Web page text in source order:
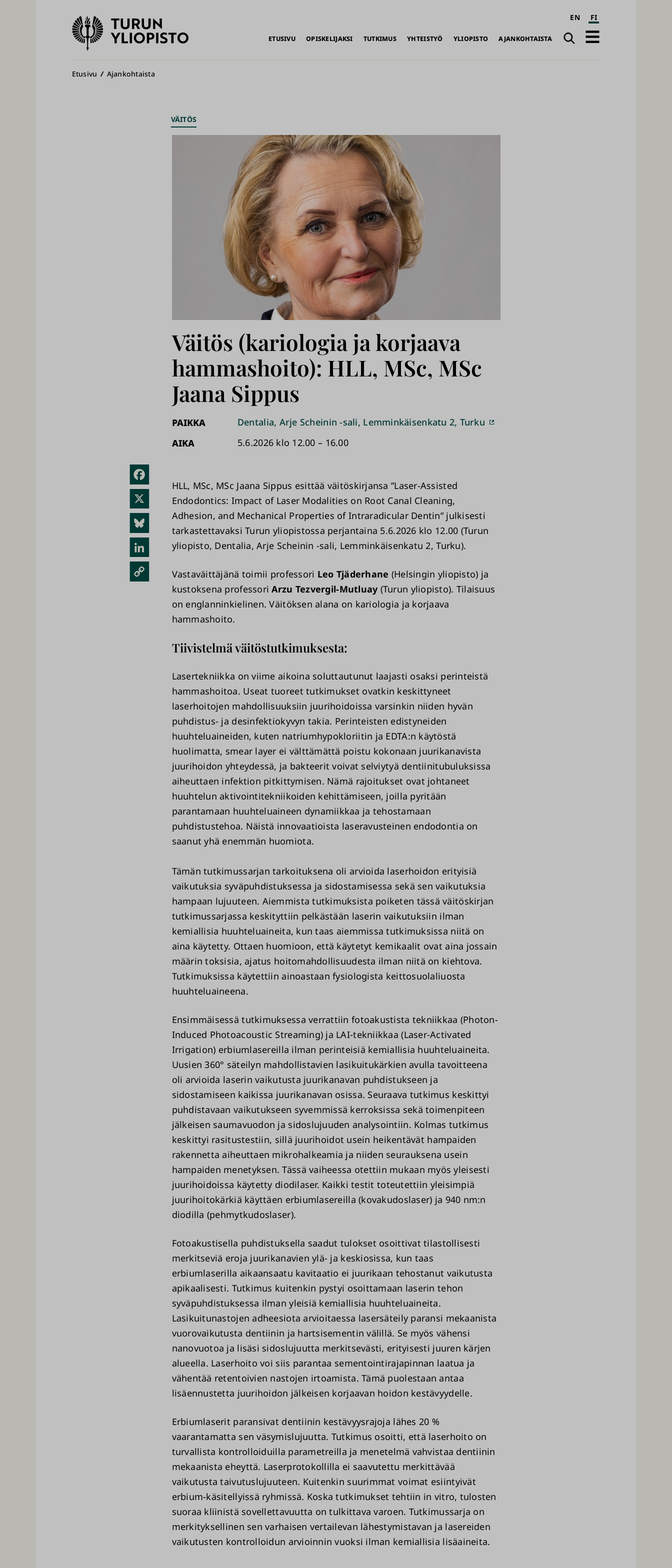
Turun
yliopisto
EN FI
ETUSIVU OPISKELIJAKSI TUTKIMUS YHTEISTYÖ YLIOPISTO AJANKOHTAISTA
Haku
Avaa
Murupolku
Etusivu Ajankohtaista
VÄITÖS
Väitös (kariologia ja korjaava
hammashoito): HLL, MSc, MSc
Jaana Sippus
PAIKKA
Dentalia, Arje Scheinin -sali, Lemminkäisenkatu 2, Turku
AIKA
5.6.2026 klo 12.00 – 16.00
ebo
sky
edIn
oi
HLL, MSc, MSc Jaana Sippus esittää väitöskirjansa ”Laser-Assisted
Endodontics: Impact of Laser Modalities on Root Canal Cleaning,
Adhesion, and Mechanical Properties of Intraradicular Dentin” julkisesti
tarkastettavaksi Turun yliopistossa perjantaina 5.6.2026 klo 12.00 (Turun
yliopisto, Dentalia, Arje Scheinin -sali, Lemminkäisenkatu 2, Turku).
Vastaväittäjänä toimii professori Leo Tjäderhane (Helsingin yliopisto) ja
kustoksena professoriArzu Tezvergil-Mutluay (Turun yliopisto). Tilaisuus
on englanninkielinen. Väitöksen alana on kariologia ja korjaava
hammashoito.
Tiivistelmä väitöstutkimuksesta:
Lasertekniikka on viime aikoina soluttautunut laajasti osaksi perinteistä
hammashoitoa. Useat tuoreet tutkimukset ovatkin keskittyneet
laserhoitojen mahdollisuuksiin juurihoidoissa varsinkin niiden hyvän
puhdistus- ja desinfektiokyvyn takia. Perinteisten edistyneiden
huuhteluaineiden, kuten natriumhypokloriitin ja EDTA:n käytöstä
huolimatta, smear layer ei välttämättä poistu kokonaan juurikanavista
juurihoidon yhteydessä, ja bakteerit voivat selviytyä dentiinitubuluksissa
aiheuttaen infektion pitkittymisen. Nämä rajoitukset ovat johtaneet
huuhtelun aktivointitekniikoiden kehittämiseen, joilla pyritään
parantamaan huuhteluaineen dynamiikkaa ja tehostamaan
puhdistustehoa. Näistä innovaatioista laseravusteinen endodontia on
saanut yhä enemmän huomiota.
Tämän tutkimussarjan tarkoituksena oli arvioida laserhoidon erityisiä
vaikutuksia syväpuhdistuksessa ja sidostamisessa sekä sen vaikutuksia
hampaan lujuuteen. Aiemmista tutkimuksista poiketen tässä väitöskirjan
tutkimussarjassa keskityttiin pelkästään laserin vaikutuksiin ilman
kemiallisia huuhteluaineita, kun taas aiemmissa tutkimuksissa niitä on
aina käytetty. Ottaen huomioon, että käytetyt kemikaalit ovat aina jossain
määrin toksisia, ajatus hoitomahdollisuudesta ilman niitä on kiehtova.
Tutkimuksissa käytettiin ainoastaan fysiologista keittosuolaliuosta
huuhteluaineena.
Ensimmäisessä tutkimuksessa verrattiin fotoakustista tekniikkaa (Photon-
Induced Photoacoustic Streaming) ja LAI-tekniikkaa (Laser-Activated
Irrigation) erbiumlasereilla ilman perinteisiä kemiallisia huuhteluaineita.
Uusien 360° säteilyn mahdollistavien lasikuitukärkien avulla tavoitteena
oli arvioida laserin vaikutusta juurikanavan puhdistukseen ja
sidostamiseen kaikissa juurikanavan osissa. Seuraava tutkimus keskittyi
puhdistavaan vaikutukseen syvemmissä kerroksissa sekä toimenpiteen
jälkeisen saumavuodon ja sidoslujuuden analysointiin. Kolmas tutkimus
keskittyi rasitustestiin, sillä juurihoidot usein heikentävät hampaiden
rakennetta aiheuttaen mikrohalkeamia ja niiden seurauksena usein
hampaiden menetyksen. Tässä vaiheessa otettiin mukaan myös yleisesti
juurihoidoissa käytetty diodilaser. Kaikki testit toteutettiin yleisimpiä
juurihoitokärkiä käyttäen erbiumlasereilla (kovakudoslaser) ja 940 nm:n
diodilla (pehmytkudoslaser).
Fotoakustisella puhdistuksella saadut tulokset osoittivat tilastollisesti
merkitseviä eroja juurikanavien ylä- ja keskiosissa, kun taas
erbiumlaserilla aikaansaatu kavitaatio ei juurikaan tehostanut vaikutusta
apikaalisesti. Tutkimus kuitenkin pystyi osoittamaan laserin tehon
syväpuhdistuksessa ilman yleisiä kemiallisia huuhteluaineita.
Lasikuitunastojen adheesiota arvioitaessa lasersäteily paransi mekaanista
vuorovaikutusta dentiinin ja hartsisementin välillä. Se myös vähensi
nanovuotoa ja lisäsi sidoslujuutta merkitsevästi, erityisesti juuren kärjen
alueella. Laserhoito voi siis parantaa sementointirajapinnan laatua ja
vähentää retentoivien nastojen irtoamista. Tämä puolestaan antaa
lisäennustetta juurihoidon jälkeisen korjaavan hoidon kestävyydelle.
Erbiumlaserit paransivat dentiinin kestävyysrajoja lähes 20 %
vaarantamatta sen väsymislujuutta. Tutkimus osoitti, että laserhoito on
turvallista kontrolloiduilla parametreilla ja menetelmä vahvistaa dentiinin
mekaanista eheyttä. Laserprotokollilla ei saavutettu merkittävää
vaikutusta taivutuslujuuteen. Kuitenkin suurimmat voimat esiintyivät
erbium-käsitellyissä ryhmissä. Koska tutkimukset tehtiin in vitro, tulosten
suoraa kliinistä sovellettavuutta on tulkittava varoen. Tutkimussarja on
merkityksellinen sen varhaisen vertailevan lähestymistavan ja lasereiden
vaikutusten kontrolloidun arvioinnin vuoksi ilman kemiallisia lisäaineita.